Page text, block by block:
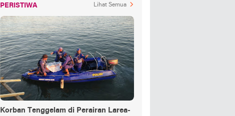
PERISTIWA Lihat Semua
Korban Tenggelam di Perairan Larea-